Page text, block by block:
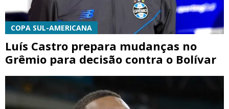
COPA SUL-AMERICANA
Luís Castro prepara mudanças no
Grêmio para decisão contra o Bolívar